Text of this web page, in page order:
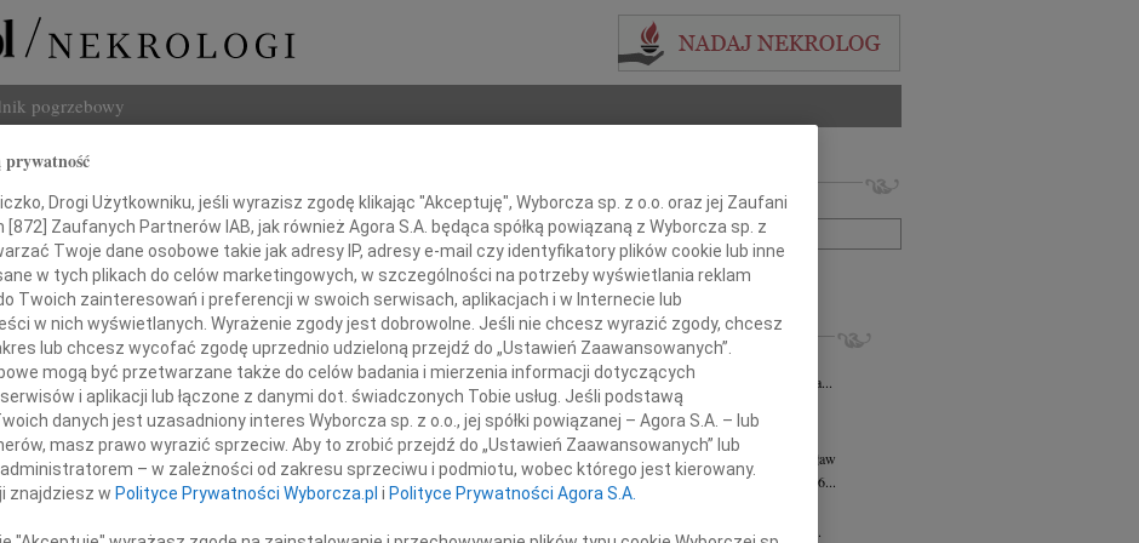
pogrzebowy
Mazur Imię i nazwisko lub numer ogłoszenia:
+ szukanie zaawansowane
INNE NEKROLOGI
Mieczysława Pękacz07.08.2026
Dnia 25 lipca 2026 roku zmarła Mieczysława...
Hubert Mordawski 06.08.2026
Nie mów nic: już uleciałem w taką...
Halina Hanna Kościelniak
Wrocław
Halina Hanna Kościelniak Zmarła 30.06.2026...
Henryk Brutkowski
Na zawsze pozostanie w naszych sercach Z...
Drogi Użytkowniku, jeśli wyrazisz zgodę klikając "Akceptuję", Wyborcza sp. z o.o. oraz jej Zaufani
872 ] Zaufanych Partnerów IAB, jak również Agora S.A. będąca spółką powiązaną z Wyborcza sp. z
Twoje dane osobowe takie jak adresy IP, adresy e-mail czy identyfikatory plików cookie lub inne
w tych plikach do celów marketingowych, w szczególności na potrzeby wyświetlania reklam
Twoich zainteresowań i preferencji w swoich serwisach, aplikacjach i w Internecie lub
w nich wyświetlanych. Wyrażenie zgody jest dobrowolne. Jeśli nie chcesz wyrazić zgody, chcesz
lub chcesz wycofać zgodę uprzednio udzieloną przejdź do „Ustawień Zaawansowanych”.
mogą być przetwarzane także do celów badania i mierzenia informacji dotyczących
i aplikacji lub łączone z danymi dot. świadczonych Tobie usług. Jeśli podstawą
danych jest uzasadniony interes Wyborcza sp. z o.o., jej spółki powiązanej – Agora S.A. – lub
masz prawo wyrazić sprzeciw. Aby to zrobić przejdź do „Ustawień Zaawansowanych” lub
– w zależności od zakresu sprzeciwu i podmiotu, wobec którego jest kierowany.
znajdziesz w Polityce Prywatności Wyborcza.pl i Polityce Prywatności Agora S.A.